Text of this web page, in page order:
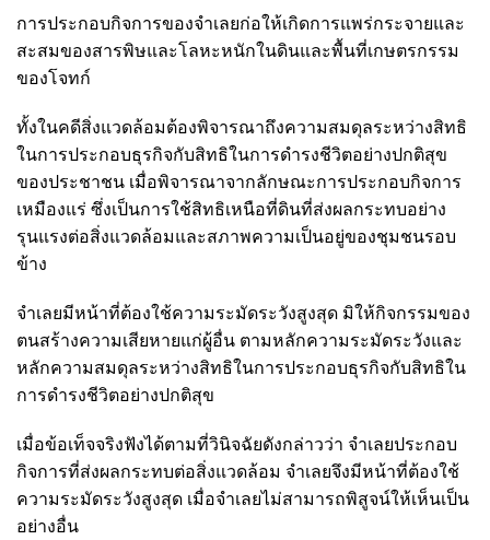
การประกอบกิจการของจำเลยก่อให้เกิดการแพร่กระจายและ
สะสมของสารพิษและโลหะหนักในดินและพื้นที่เกษตรกรรม
ของโจทก์
ทั้งในคดีสิ่งแวดล้อมต้องพิจารณาถึงความสมดุลระหว่างสิทธิ
ในการประกอบธุรกิจกับสิทธิในการดำรงชีวิตอย่างปกติสุข
ของประชาชน เมื่อพิจารณาจากลักษณะการประกอบกิจการ
เหมืองแร่ ซึ่งเป็นการใช้สิทธิเหนือที่ดินที่ส่งผลกระทบอย่าง
รุนแรงต่อสิ่งแวดล้อมและสภาพความเป็นอยู่ของชุมชนรอบ
ข้าง
จำเลยมีหน้าที่ต้องใช้ความระมัดระวังสูงสุด มิให้กิจกรรมของ
ตนสร้างความเสียหายแก่ผู้อื่น ตามหลักความระมัดระวังและ
หลักความสมดุลระหว่างสิทธิในการประกอบธุรกิจกับสิทธิใน
การดำรงชีวิตอย่างปกติสุข
เมื่อข้อเท็จจริงฟังได้ตามที่วินิจฉัยดังกล่าวว่า จำเลยประกอบ
กิจการที่ส่งผลกระทบต่อสิ่งแวดล้อม จำเลยจึงมีหน้าที่ต้องใช้
ความระมัดระวังสูงสุด เมื่อจำเลยไม่สามารถพิสูจน์ให้เห็นเป็น
อย่างอื่น